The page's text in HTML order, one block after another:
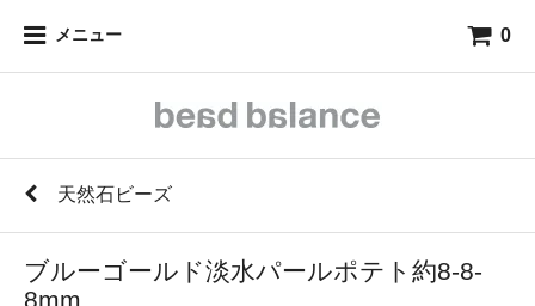
メニュー 0
天然石ビーズ
ブルーゴールド淡水パールポテト約8-8-
8mm